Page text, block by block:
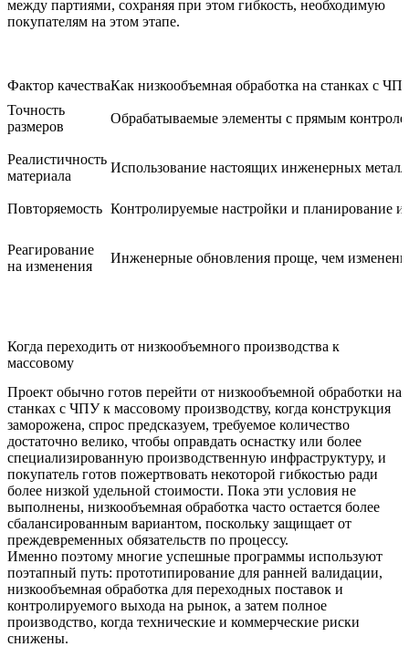
между партиями, сохраняя при этом гибкость, необходимую
покупателям на этом этапе.
Фактор качестваКак низкообъемная обработка на станках с
Точность
размеров
Обрабатываемые элементы с прямым
Реалистичность
материала
Использование настоящих инженерных
Повторяемость Контролируемые настройки и планирование
Реагирование
на изменения
Инженерные обновления проще, чем
Когда переходить от низкообъемного производства к
массовому
Проект обычно готов перейти от низкообъемной обработки на
станках с ЧПУ к массовому производству, когда конструкция
заморожена, спрос предсказуем, требуемое количество
достаточно велико, чтобы оправдать оснастку или более
специализированную производственную инфраструктуру, и
покупатель готов пожертвовать некоторой гибкостью ради
более низкой удельной стоимости. Пока эти условия не
выполнены, низкообъемная обработка часто остается более
сбалансированным вариантом, поскольку защищает от
преждевременных обязательств по процессу.
Именно поэтому многие успешные программы используют
поэтапный путь: прототипирование для ранней валидации,
низкообъемная обработка для переходных поставок и
контролируемого выхода на рынок, а затем полное
производство, когда технические и коммерческие риски
снижены.